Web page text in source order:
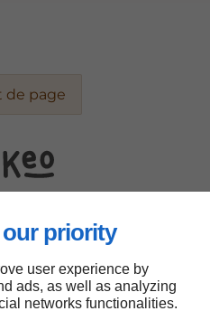
priority
user experience by
ads, as well as analyzing
networks functionalities.
de page